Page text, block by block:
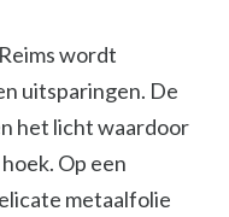
wordt
uitsparingen. De
het licht waardoor
Op een
metaalfolie